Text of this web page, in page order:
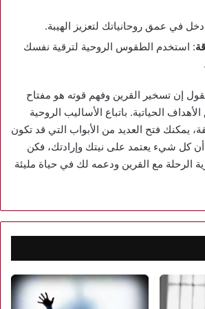
في عمق روحانياتك لتعزيز الهيبة.
: استخدم الطقوس الروحية لترقية نفسك
إن تسخير القرين وفهم قوته هو مفتاح
الحياتية. باتباع الأساليب الروحية
يمكنك فتح العديد من الأبواب التي قد تكون
كل شيء يعتمد على نيتك وإرادتك، فكن
الرحلة مع القرين ودعمه لك في حياة مليئة